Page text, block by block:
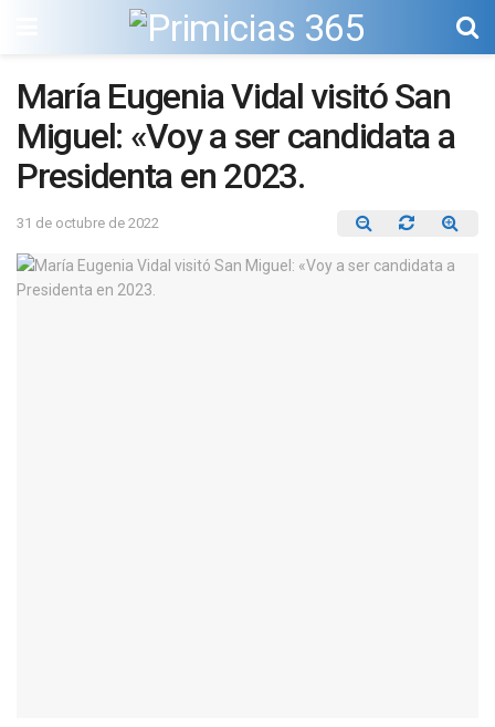
María Eugenia Vidal visitó San
Miguel: «Voy a ser candidata a
Presidenta en 2023.
31 de octubre de 2022